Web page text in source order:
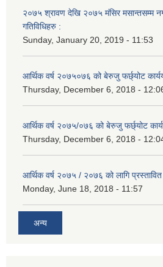
२०७५ श्रावण देखि २०७५ मंसिर मसान्तसम्म
गतिविधिहरु :
Sunday, January 20, 2019 - 11:53
आर्थिक वर्ष २०७५०७६ को बेरुजु फर्छ्योट
Thursday, December 6, 2018 -
आर्थिक वर्ष २०७५/०७६ को बेरुजु फर्छ्योट
Thursday, December 6, 2018 -
आर्थिक वर्ष २०७५ / २०७६ को लागि
Monday, June 18, 2018 - 11:57
अन्य